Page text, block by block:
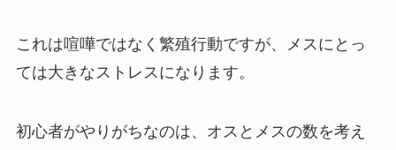
これは喧嘩ではなく繁殖行動ですが、メスにとっ
ては大きなストレスになります。
初心者がやりがちなのは、オスとメスの数を考え